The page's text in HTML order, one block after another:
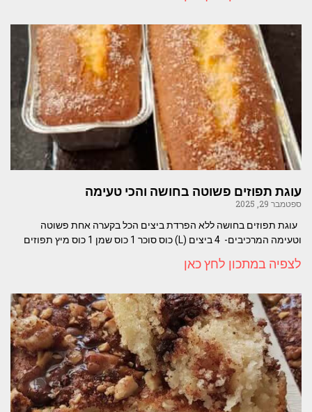
עוגת תפוזים פשוטה בחושה והכי טעימה
ספטמבר 29, 2025
עוגת תפוזים בחושה ללא הפרדת ביצים הכל בקערה אחת פשוטה
וטעימה המרכיבים- 4 ביצים (L) כוס סוכר 1 כוס שמן 1 כוס מיץ תפוזים
לצפיה במתכון לחץ כאן